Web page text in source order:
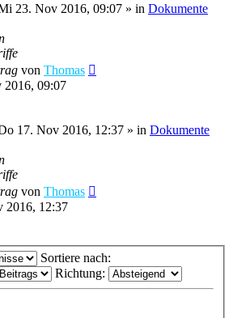
23. Nov 2016, 09:07 » in Dokumente
von Thomas
09:07
17. Nov 2016, 12:37 » in Dokumente
von Thomas
2016, 12:37
Sortiere nach:
Richtung: